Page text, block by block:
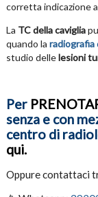
corretta indicazione
La TC della caviglia
quando la radiografia
studio dellelesioni
Per
senza e con
centro di
qui.
Oppure contattaci